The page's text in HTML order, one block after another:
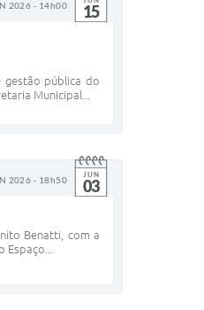
2026 - 14h00 15
gestão pública do
Municipal...
2026 - 18h50 JUN
03
Benatti, com a